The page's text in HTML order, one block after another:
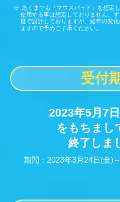
あくまでも「マウスパッド」を想定
使用する事は想定しておりません。
度で設計しておりますが、経年の変
ますので予めご了承ください。
受付
2023年5月7
をもちまし
終了しま
期間：2023年3月24日(金)